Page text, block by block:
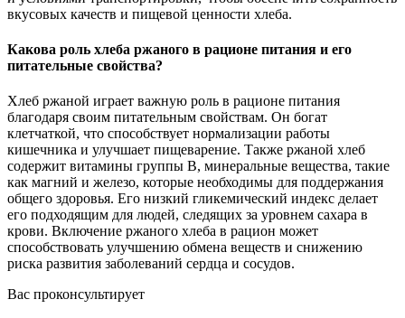
вкусовых качеств и пищевой ценности хлеба.
Какова роль хлеба ржаного в рационе питания и его
питательные свойства?
Хлеб ржаной играет важную роль в рационе питания
благодаря своим питательным свойствам. Он богат
клетчаткой, что способствует нормализации работы
кишечника и улучшает пищеварение. Также ржаной хлеб
содержит витамины группы B, минеральные вещества, такие
как магний и железо, которые необходимы для поддержания
общего здоровья. Его низкий гликемический индекс делает
его подходящим для людей, следящих за уровнем сахара в
крови. Включение ржаного хлеба в рацион может
способствовать улучшению обмена веществ и снижению
риска развития заболеваний сердца и сосудов.
Вас проконсультирует